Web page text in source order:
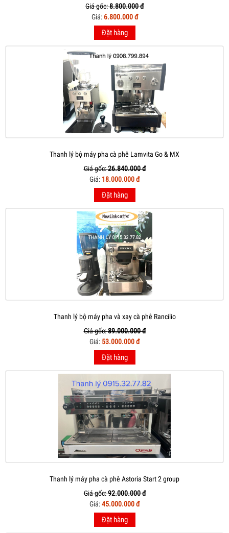
Giá gốc:8.800.000 đ
Giá:6.800.000 đ
Đặt hàng
Thanh lý bộ máy pha cà phê Lamvita Go & MX
Giá gốc:26.840.000 đ
Giá: 18.000.000 đ
Đặt hàng
Thanh lý bộ máy pha và xay cà phê Rancilio
Giá gốc:89.000.000 đ
Giá: 53.000.000 đ
Đặt hàng
Thanh lý máy pha cà phê Astoria Start 2 group
Giá gốc:92.000.000 đ
Giá:45.000.000 đ
Đặt hàng